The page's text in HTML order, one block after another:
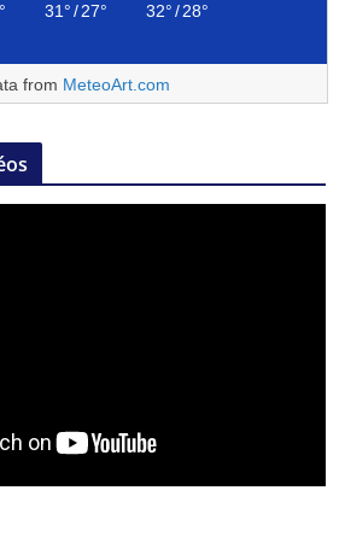
31°/27° 32°/28°
from MeteoArt.com